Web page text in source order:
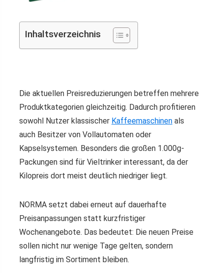
Inhaltsverzeichnis
Die aktuellen Preisreduzierungen betreffen mehrere
Produktkategorien gleichzeitig. Dadurch profitieren
sowohl Nutzer klassischer Kaffeemaschinen als
auch Besitzer von Vollautomaten oder
Kapselsystemen. Besonders die großen 1.000g-
Packungen sind für Vieltrinker interessant, da der
Kilopreis dort meist deutlich niedriger liegt.
NORMA setzt dabei erneut auf dauerhafte
Preisanpassungen statt kurzfristiger
Wochenangebote. Das bedeutet: Die neuen Preise
sollen nicht nur wenige Tage gelten, sondern
langfristig im Sortiment bleiben.